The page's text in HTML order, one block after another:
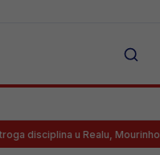
u Realu, Mourinho uvodi